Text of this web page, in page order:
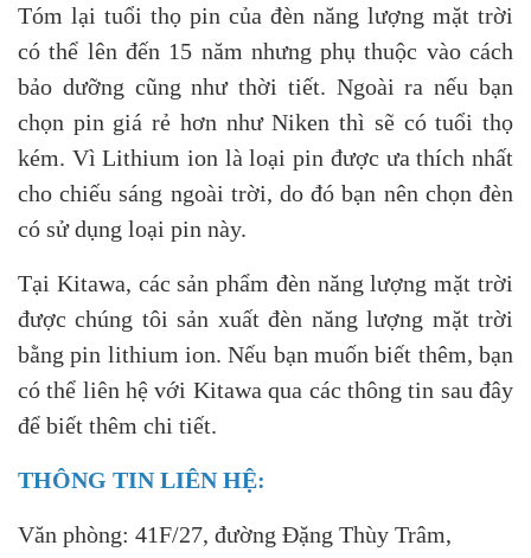
Tóm lại tuổi thọ pin của đèn năng lượng mặt trời
có thể lên đến 15 năm nhưng phụ thuộc vào cách
bảo dưỡng cũng như thời tiết. Ngoài ra nếu bạn
chọn pin giá rẻ hơn như Niken thì sẽ có tuổi thọ
kém. Vì Lithium ion là loại pin được ưa thích nhất
cho chiếu sáng ngoài trời, do đó bạn nên chọn đèn
có sử dụng loại pin này.
Tại Kitawa, các sản phẩm đèn năng lượng mặt trời
được chúng tôi sản xuất đèn năng lượng mặt trời
bằng pin lithium ion. Nếu bạn muốn biết thêm, bạn
có thể liên hệ với Kitawa qua các thông tin sau đây
để biết thêm chi tiết.
THÔNG TIN LIÊN HỆ:
Văn phòng: 41F/27, đường Đặng Thùy Trâm,